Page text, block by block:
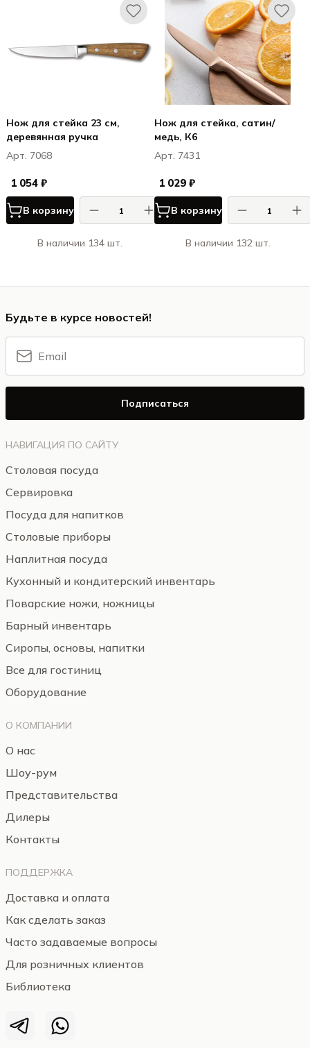
Нож для стейка 23 см,
деревянная ручка
Арт. 7068
1 054 ₽
В корзину
В наличии 134 шт.
Нож для стейка, сатин/
медь, К6
Арт. 7431
1 029 ₽
В корзину
В наличии 132 шт.
НАВИГАЦИЯ ПО САЙТУ
Столовая посуда
Сервировка
Посуда для напитков
Столовые приборы
Наплитная посуда
Кухонный и кондитерский инвентарь
Поварские ножи, ножницы
Барный инвентарь
Сиропы, основы, напитки
Все для гостиниц
Оборудование
О КОМПАНИИ
О нас
Шоу-рум
Представительства
Дилеры
Контакты
ПОДДЕРЖКА
Доставка и оплата
Как сделать заказ
Часто задаваемые вопросы
Для розничных клиентов
Библиотека
Будьте в курсе новостей!
Подписаться